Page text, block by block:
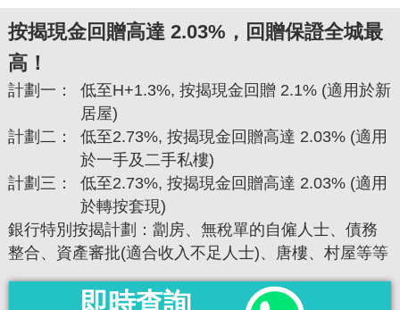
按揭現金回贈高達 2.03%，回贈保證全城最
高！
計劃一：
低至H+1.3%, 按揭現金回贈 2.1% (適用於新
居屋)
計劃二：
低至2.73%, 按揭現金回贈高達 2.03% (適用
於一手及二手私樓)
計劃三：
低至2.73%, 按揭現金回贈高達 2.03% (適用
於轉按套現)
銀行特別按揭計劃：劏房、無稅單的自僱人士、債務
整合、資產審批(適合收入不足人士)、唐樓、村屋等等
即時查詢